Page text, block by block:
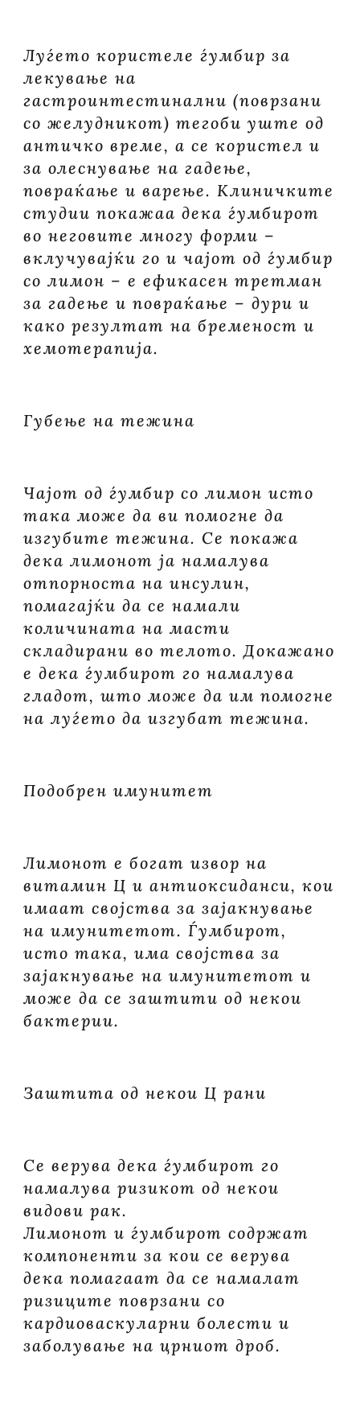
Луѓето користеле ѓумбир за
лекување на
гастроинтестинални (поврзани
со желудникот) тегоби уште од
античко време, а се користел и
за олеснување на гадење,
повраќање и варење. Клиничките
студии покажаа дека ѓумбирот
во неговите многу форми –
вклучувајќи го и чајот од ѓумбир
со лимон – е ефикасен третман
за гадење и повраќање – дури и
како резултат на бременост и
хемотерапија.
Губење на тежина
Чајот од ѓумбир со лимон исто
така може да ви помогне да
изгубите тежина. Се покажа
дека лимонот ја намалува
отпорноста на инсулин,
помагајќи да се намали
количината на масти
складирани во телото. Докажано
е дека ѓумбирот го намалува
гладот, што може да им помогне
на луѓето да изгубат тежина.
Подобрен имунитет
Лимонот е богат извор на
витамин Ц и антиоксиданси, кои
имаат својства за зајакнување
на имунитетот. Ѓумбирот,
исто така, има својства за
зајакнување на имунитетот и
може да се заштити од некои
бактерии.
Заштита од некои Ц рани
Се верува дека ѓумбирот го
намалува ризикот од некои
видови рак.
Лимонот и ѓумбирот содржат
компоненти за кои се верува
дека помагаат да се намалат
ризиците поврзани со
кардиоваскуларни болести и
заболување на црниот дроб.